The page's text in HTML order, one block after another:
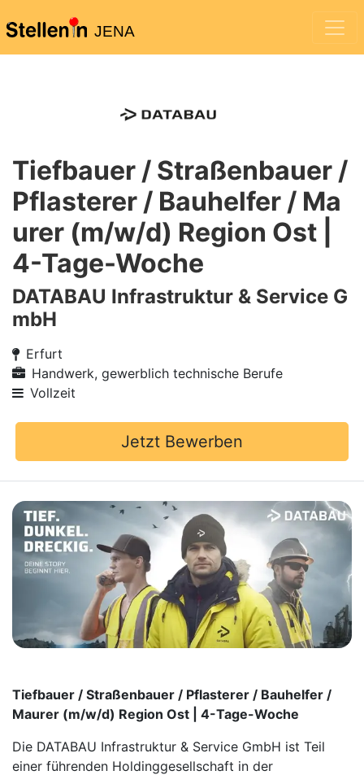
JENA
Tiefbauer / Straßenbauer /
Pflasterer / Bauhelfer / Ma
urer (m/w/d) Region Ost |
4-Tage-Woche
DATABAU Infrastruktur & Service G
mbH
Erfurt
Handwerk, gewerblich technische Berufe
Vollzeit
Jetzt Bewerben
Tiefbauer / Straßenbauer / Pflasterer / Bauhelfer /
Maurer (m⁠/⁠w⁠/⁠d) Region Ost | 4-Tage-Woche
Die DATABAU Infrastruktur & Service GmbH ist Teil
einer führenden Holdinggesellschaft in der